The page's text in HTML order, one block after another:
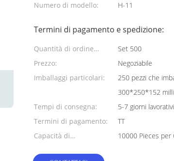
Numero di modello:
H-11
Termini di pagamento e spedizione:
Quantità di ordine
minimo:
Set 500
Prezzo:
Negoziabile
Imballaggi particolari:
250 pezzi che
300*250*152
Tempi di consegna:
5-7 giorni
Termini di pagamento:
TT
Capacità di
10000 Pieces per